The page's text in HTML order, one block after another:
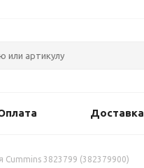
Доставка
Cummins 3823799 (382379900)